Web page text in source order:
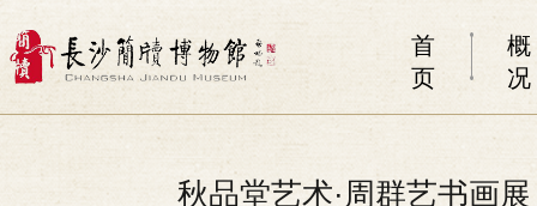
首
页
概
况
秋品堂艺术·周群艺书画展